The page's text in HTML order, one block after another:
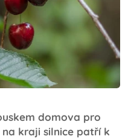
domova pro
kraji silnice patří k